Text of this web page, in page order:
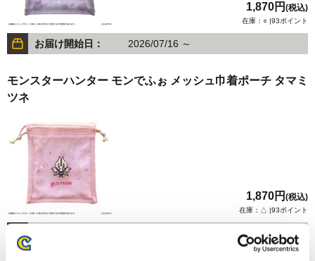
1,870円 (税込)
在庫：○ |93ポイント
お届け開始日： 2026/07/16 ～
モンスターハンター モンでふぉ メッシュ巾着ポーチ タマミ
ツネ
1,870円 (税込)
在庫：△ |93ポイント